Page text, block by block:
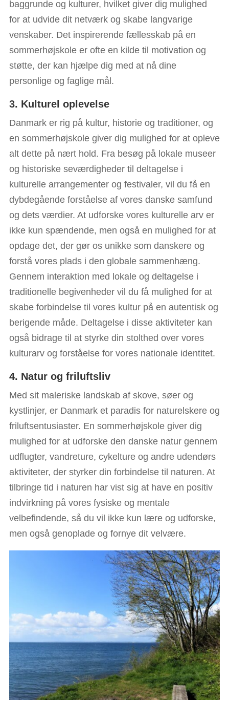
baggrunde og kulturer, hvilket giver dig mulighed
for at udvide dit netværk og skabe langvarige
venskaber. Det inspirerende fællesskab på en
sommerhøjskole er ofte en kilde til motivation og
støtte, der kan hjælpe dig med at nå dine
personlige og faglige mål.
3. Kulturel oplevelse
Danmark er rig på kultur, historie og traditioner, og
en sommerhøjskole giver dig mulighed for at opleve
alt dette på nært hold. Fra besøg på lokale museer
og historiske seværdigheder til deltagelse i
kulturelle arrangementer og festivaler, vil du få en
dybdegående forståelse af vores danske samfund
og dets værdier. At udforske vores kulturelle arv er
ikke kun spændende, men også en mulighed for at
opdage det, der gør os unikke som danskere og
forstå vores plads i den globale sammenhæng.
Gennem interaktion med lokale og deltagelse i
traditionelle begivenheder vil du få mulighed for at
skabe forbindelse til vores kultur på en autentisk og
berigende måde. Deltagelse i disse aktiviteter kan
også bidrage til at styrke din stolthed over vores
kulturarv og forståelse for vores nationale identitet.
4. Natur og friluftsliv
Med sit maleriske landskab af skove, søer og
kystlinjer, er Danmark et paradis for naturelskere og
friluftsentusiaster. En sommerhøjskole giver dig
mulighed for at udforske den danske natur gennem
udflugter, vandreture, cykelture og andre udendørs
aktiviteter, der styrker din forbindelse til naturen. At
tilbringe tid i naturen har vist sig at have en positiv
indvirkning på vores fysiske og mentale
velbefindende, så du vil ikke kun lære og udforske,
men også genoplade og fornye dit velvære.